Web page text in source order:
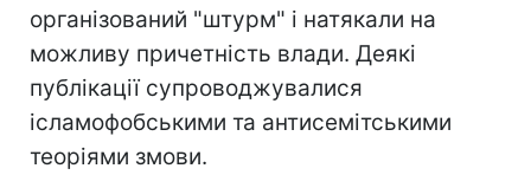
організований "штурм" і натякали на
можливу причетність влади. Деякі
публікації супроводжувалися
ісламофобськими та антисемітськими
теоріями змови.